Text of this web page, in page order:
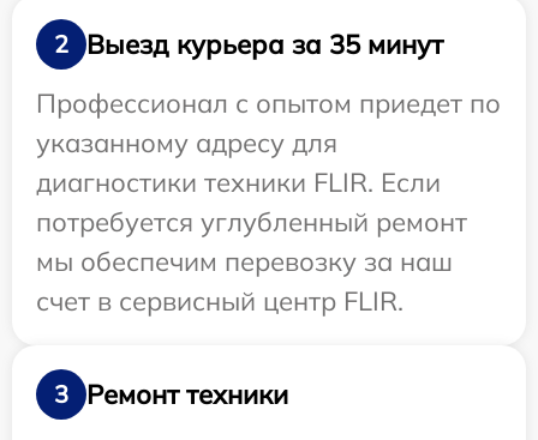
2
Выезд курьера за 35 минут
Профессионал с опытом приедет по
указанному адресу для
диагностики техники FLIR. Если
потребуется углубленный ремонт
мы обеспечим перевозку за наш
счет в сервисный центр FLIR.
3
Ремонт техники